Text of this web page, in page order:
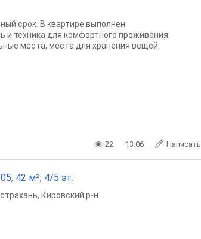
срок. В квартире выполнен
и техника для комфортного проживания:
места, места для хранения вещей.
22 13.06 Написать
42 м², 4/5 эт.
, Кировский р-н